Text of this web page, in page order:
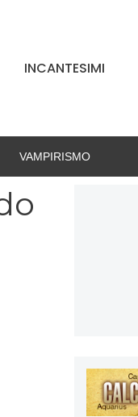
INCANTESIMI
VAMPIRISMO